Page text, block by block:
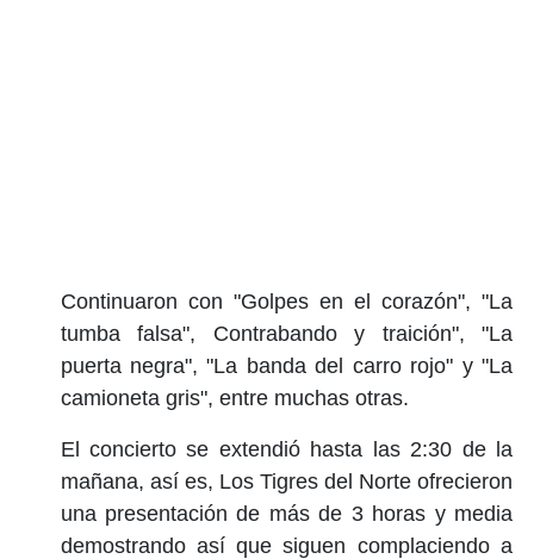
Continuaron con "Golpes en el corazón", "La
tumba falsa", Contrabando y traición", "La
puerta negra", "La banda del carro rojo" y "La
camioneta gris", entre muchas otras.
El concierto se extendió hasta las 2:30 de la
mañana, así es, Los Tigres del Norte ofrecieron
una presentación de más de 3 horas y media
demostrando así que siguen complaciendo a